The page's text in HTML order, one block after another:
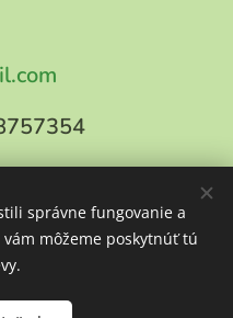
Všetky práva vyhradené
správne fungovanie a
môžeme poskytnúť tú